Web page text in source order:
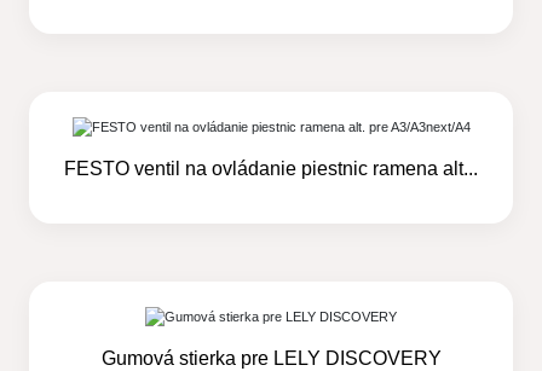
FESTO ventil na ovládanie piestnic ramena alt...
Gumová stierka pre LELY DISCOVERY